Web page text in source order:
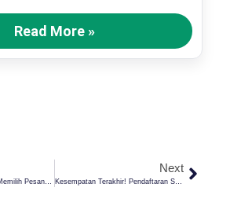
Read More »
Masih Ragu? Ini Tips Memilih Pesantren Yang Bagus Dan Aman Untuk Anak Di Era Digital!
Next
Kesempatan Terakhir! Pendaftaran Santri Baru Pondok Pesantren Darul Ma’arif Kaplongan Indramayu Segera Ditutup